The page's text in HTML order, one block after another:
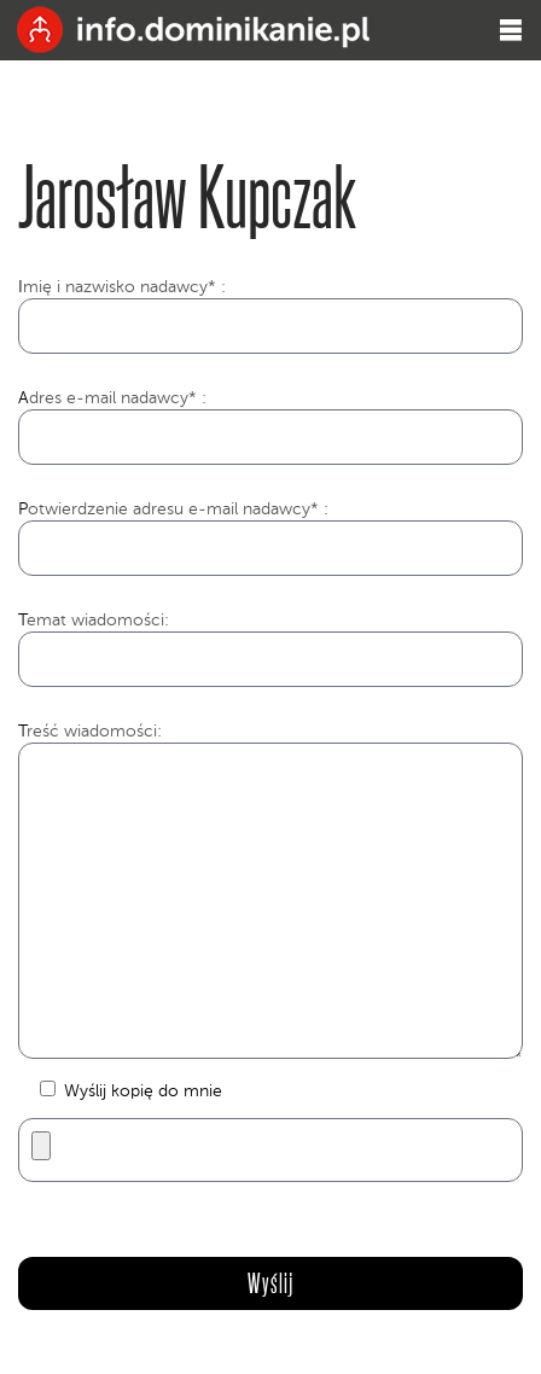
Jarosław Kupczak
mię i nazwisko nadawcy* :
Adres e-mail nadawcy* :
Potwierdzenie adresu e-mail nadawcy* :
Temat wiadomości:
Treść wiadomości:
Wyślij kopię do mnie